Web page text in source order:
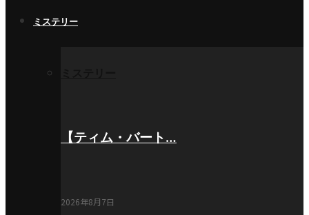
ミステリー
【ティム・バート…
2026年8月7日